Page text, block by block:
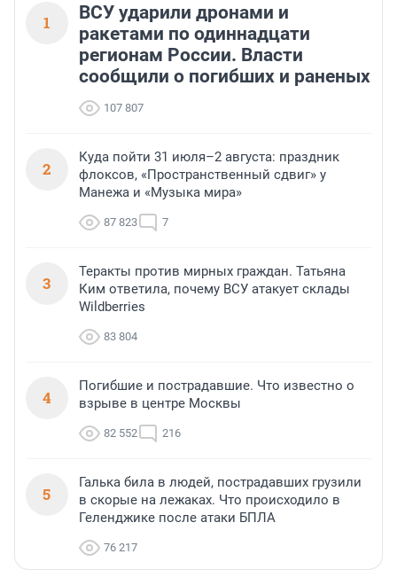
1
ВСУ ударили дронами и
ракетами по одиннадцати
регионам России. Власти
сообщили о погибших и раненых
107 807
2
Куда пойти 31 июля–2 августа: праздник
флоксов, «Пространственный сдвиг» у
Манежа и «Музыка мира»
87 823 7
3
Теракты против мирных граждан. Татьяна
Ким ответила, почему ВСУ атакует склады
Wildberries
83 804
4
Погибшие и пострадавшие. Что известно о
взрыве в центре Москвы
82 552 216
5
Галька била в людей, пострадавших грузили
в скорые на лежаках. Что происходило в
Геленджике после атаки БПЛА
76 217